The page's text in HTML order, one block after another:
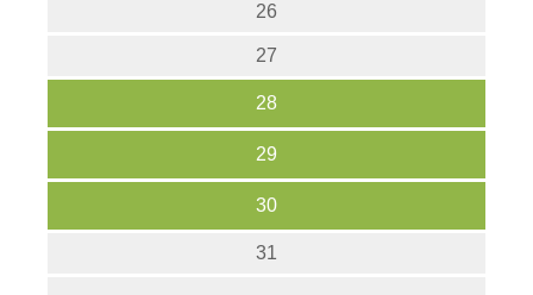
26
27
28
29
30
31